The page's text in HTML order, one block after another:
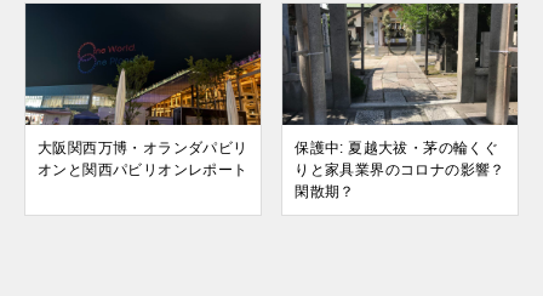
大阪関西万博・オランダパビリ
オンと関西パビリオンレポート
保護中: 夏越大祓・茅の輪くぐ
りと家具業界のコロナの影響？
閑散期？